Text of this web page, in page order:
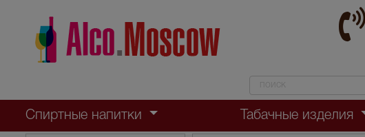
Спиртные напитки Табачные изделия